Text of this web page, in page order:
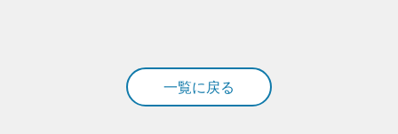
一覧に戻る